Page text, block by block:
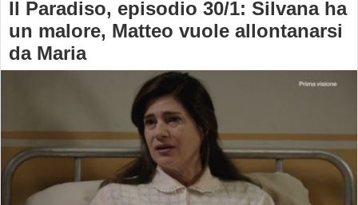
Il Paradiso, episodio 30/1: Silvana ha
un malore, Matteo vuole allontanarsi
da Maria